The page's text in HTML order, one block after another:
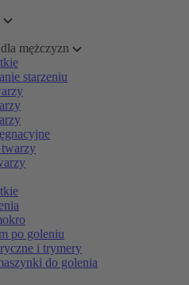
mężczyzn
starzeniu
po goleniu
i trymery
do golenia